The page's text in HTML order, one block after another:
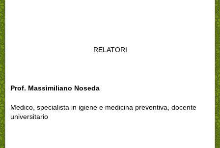
RELATORI
Prof. Massimiliano Noseda
Medico, specialista in igiene e medicina preventiva, docente
universitario